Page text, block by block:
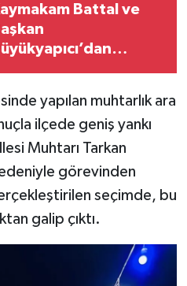
Battal ve
yapılan muhtarlık ara
ilçede geniş yankı
Muhtarı Tarkan
görevinden
seçimde, bu
galip çıktı.